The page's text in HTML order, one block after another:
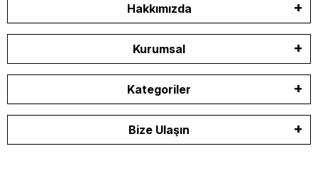
Hakkımızda
Kurumsal
Kategoriler
Bize Ulaşın